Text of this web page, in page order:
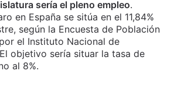
sería el pleno empleo.
en España se sitúa en el 11,84%
según la Encuesta de Población
el Instituto Nacional de
objetivo sería situar la tasa de
al 8%.